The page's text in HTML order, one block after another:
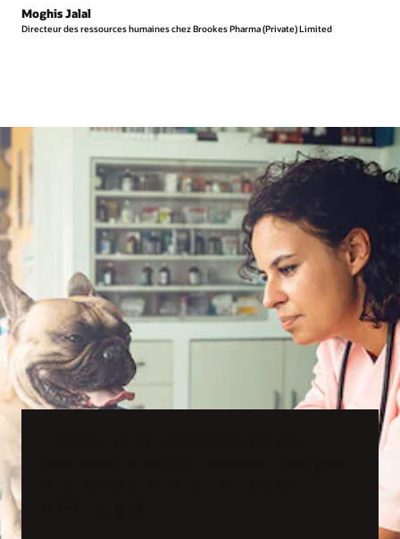
Moghis Jalal
Directeur des ressources humaines chez Brookes Pharma (Private) Limited